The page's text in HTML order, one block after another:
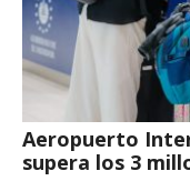
Aeropuerto
supera los 3